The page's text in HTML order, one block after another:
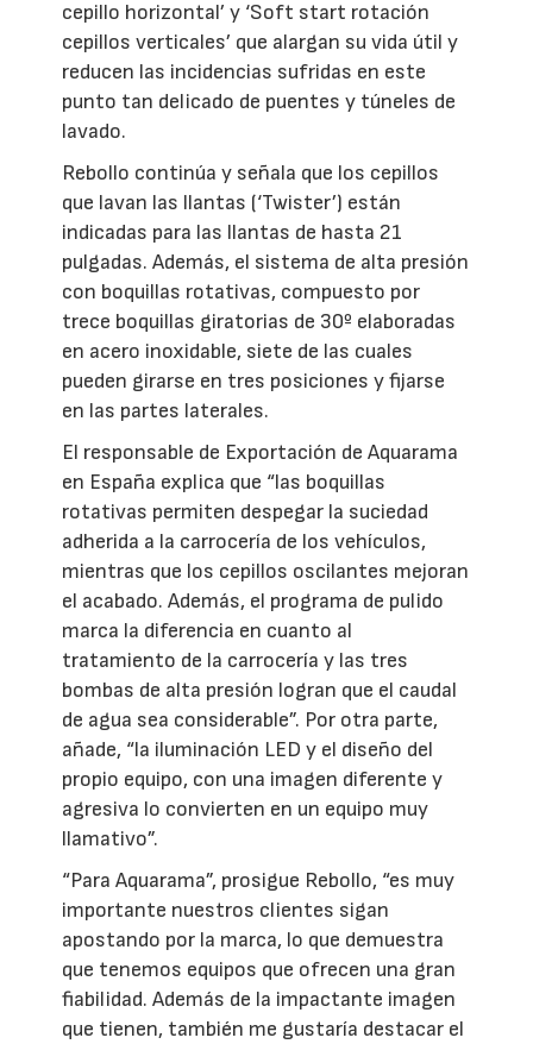
cepillo horizontal’ y ‘Soft start rotación
cepillos verticales’ que alargan su vida útil y
reducen las incidencias sufridas en este
punto tan delicado de puentes y túneles de
lavado.
Rebollo continúa y señala que los cepillos
que lavan las llantas (‘Twister’) están
indicadas para las llantas de hasta 21
pulgadas. Además, el sistema de alta presión
con boquillas rotativas, compuesto por
trece boquillas giratorias de 30º elaboradas
en acero inoxidable, siete de las cuales
pueden girarse en tres posiciones y fijarse
en las partes laterales.
El responsable de Exportación de Aquarama
en España explica que “las boquillas
rotativas permiten despegar la suciedad
adherida a la carrocería de los vehículos,
mientras que los cepillos oscilantes mejoran
el acabado. Además, el programa de pulido
marca la diferencia en cuanto al
tratamiento de la carrocería y las tres
bombas de alta presión logran que el caudal
de agua sea considerable”. Por otra parte,
añade, “la iluminación LED y el diseño del
propio equipo, con una imagen diferente y
agresiva lo convierten en un equipo muy
llamativo”.
“Para Aquarama”, prosigue Rebollo, “es muy
importante nuestros clientes sigan
apostando por la marca, lo que demuestra
que tenemos equipos que ofrecen una gran
fiabilidad. Además de la impactante imagen
que tienen, también me gustaría destacar el